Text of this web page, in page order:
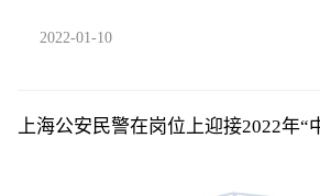
2022-01-10
上海公安民警在岗位上迎接2022年“